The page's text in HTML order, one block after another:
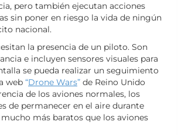
pero también ejecutan acciones
sin poner en riesgo la vida de ningún
nacional.
la presencia de un piloto. Son
e incluyen sensores visuales para
se pueda realizar un seguimiento
web “Drone Wars” de Reino Unido
de los aviones normales, los
de permanecer en el aire durante
más baratos que los aviones